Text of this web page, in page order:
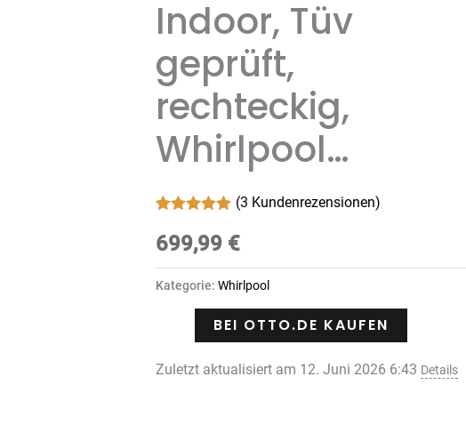
Indoor, Tüv
geprüft,
rechteckig,
Whirlpool…
5.00von 5,
basierend
auf
Kundenbewertungen
(3 Kundenrezensionen)
699,99 €
Kategorie: Whirlpool
BEI OTTO.DE KAUFEN
Zuletzt aktualisiert am 12. Juni 2026 6:43 Details